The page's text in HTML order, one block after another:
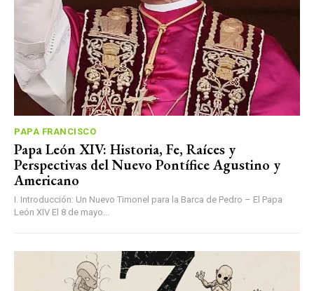
PAPA FRANCISCO
Papa León XIV: Historia, Fe, Raíces y
Perspectivas del Nuevo Pontífice Agustino y
Americano
I. Introducción: Un Nuevo Timonel para la Barca de Pedro – El Papa
León XIV El 8 de mayo...